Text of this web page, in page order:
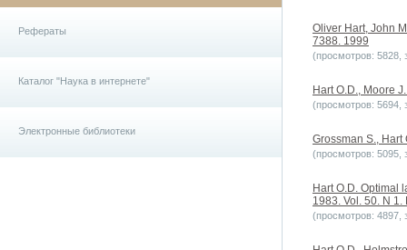
Рефераты
Каталог "Наука в интернете"
Электронные библиотеки
Oliver Hart, John
7388. 1999
(просмотров: 5828,
Hart O.D., Moore
(просмотров: 5694,
Grossman S., Hart
(просмотров: 5095,
Hart O.D. Optimal
1983. Vol. 50. N 1.
(просмотров: 4897,